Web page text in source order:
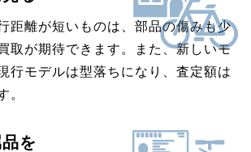
距離が短いものは、部品の傷みも少
取が期待できます。また、新しいモ
行モデルは型落ちになり、査定額は
。
を